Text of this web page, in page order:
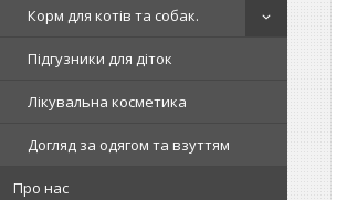
Корм для котів та собак.
Підгузники для діток
Лікувальна косметика
Догляд за одягом та взуттям
Про нас